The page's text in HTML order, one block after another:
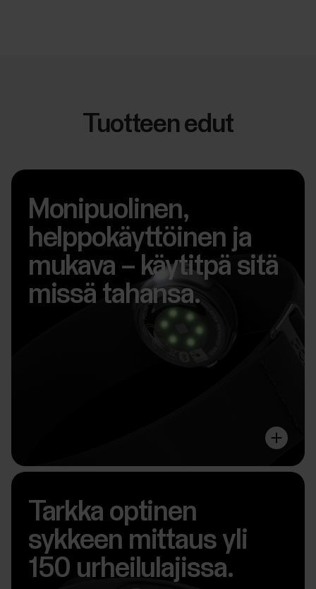
Tuotteen edut
Monipuolinen,
helppokäyttöinen ja
mukava – käytitpä sitä
missä tahansa.
Tarkka optinen
sykkeen mittaus yli
150 urheilulajissa.